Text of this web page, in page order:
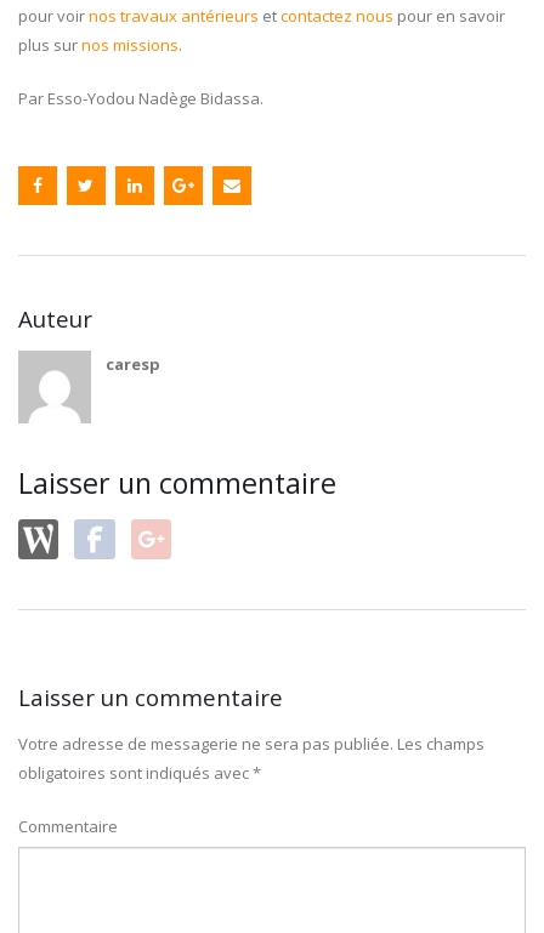
pour voirnos travaux antérieurs etcontactez nous pour en savoir
plus surnos missions.
Par Esso-Yodou Nadège Bidassa.
Auteur
caresp
Laisser un commentaire
Laisser un commentaire
Votre adresse de messagerie ne sera pas publiée. Les champs
obligatoires sont indiqués avec*
Commentaire